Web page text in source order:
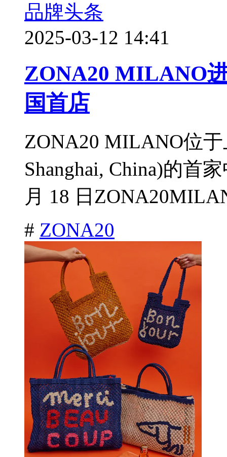
品牌头条
2025-03-12 14:41
ZONA20 MILANO
国首店
ZONA20 MILANO位
Shanghai, China)的
月 18 日
# ZONA20